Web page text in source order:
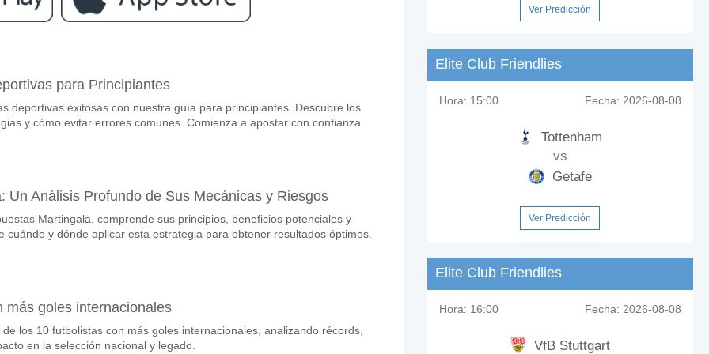
v Haras El Hodood 18 May 2026 15:00.
para ganar entre Kahraba Ismailia v Haras El Hodood?
en el partido Kahraba Ismailia v Haras El Hodood?
con un porcentaje de 59%.
resultado correcto para Kahraba Ismailia v Haras El Hodood?
para Principiantes
deportivas exitosas con nuestra guía para principiantes. Descubre los
y cómo evitar errores comunes. Comienza a apostar con confianza.
Un Análisis Profundo de Sus Mecánicas y Riesgos
Martingala, comprende sus principios, beneficios potenciales y
cuándo y dónde aplicar esta estrategia para obtener resultados óptimos.
más goles internacionales
los 10 futbolistas con más goles internacionales, analizando récords,
en la selección nacional y legado.
Ver Predicción
Elite Club Friendlies
Hora: 15:00 Fecha: 2026-08-08
Tottenham
vs
Getafe
Ver Predicción
Elite Club Friendlies
Hora: 16:00 Fecha: 2026-08-08
VfB Stuttgart